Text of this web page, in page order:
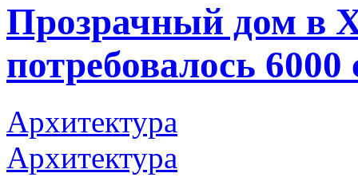
Прозрачный дом в
потребовалось
Архитектура
Архитектура